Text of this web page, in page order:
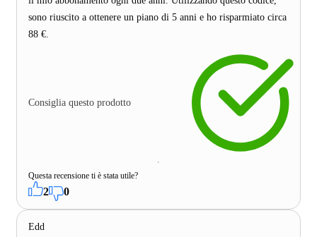
sono riuscito a ottenere un piano di 5 anni e ho risparmiato circa
88 €.
Consiglia questo prodotto
Questa recensione ti è stata utile?
2 0
Edd